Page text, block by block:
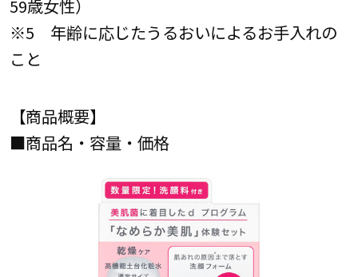
59歳女性）
※5 年齢に応じたうるおいによるお手入れの
こと
【商品概要】
■商品名・容量・価格